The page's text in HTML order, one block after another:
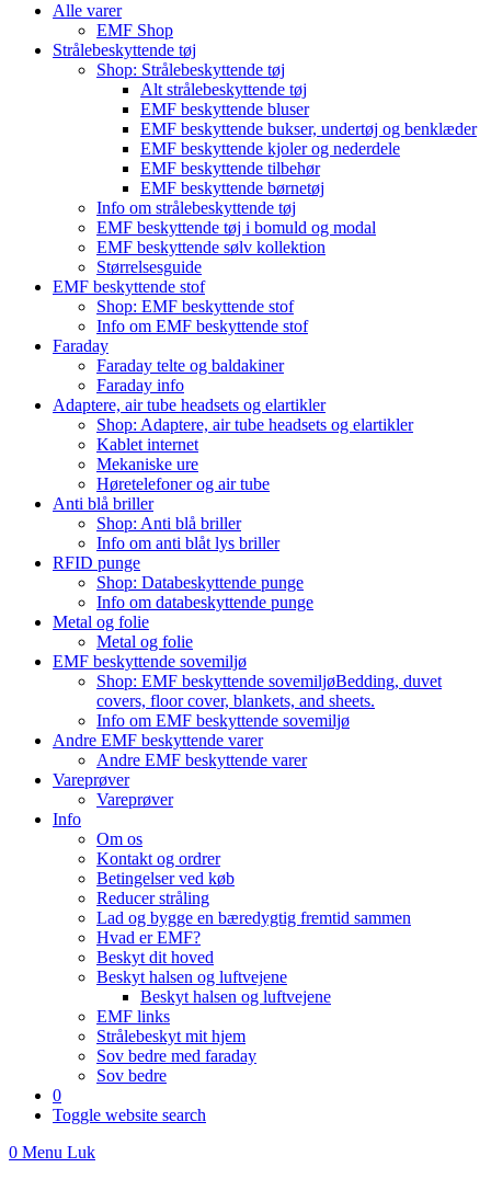
Alle varer
EMF Shop
Strålebeskyttende tøj
Shop: Strålebeskyttende tøj
Alt strålebeskyttende tøj
EMF beskyttende bluser
EMF beskyttende bukser, undertøj og benklæder
EMF beskyttende kjoler og nederdele
EMF beskyttende tilbehør
EMF beskyttende børnetøj
Info om strålebeskyttende tøj
EMF beskyttende tøj i bomuld og modal
EMF beskyttende sølv kollektion
Størrelsesguide
EMF beskyttende stof
Shop: EMF beskyttende stof
Info om EMF beskyttende stof
Faraday
Faraday telte og baldakiner
Faraday info
Adaptere, air tube headsets og elartikler
Shop: Adaptere, air tube headsets og elartikler
Kablet internet
Mekaniske ure
Høretelefoner og air tube
Anti blå briller
Shop: Anti blå briller
Info om anti blåt lys briller
RFID punge
Shop: Databeskyttende punge
Info om databeskyttende punge
Metal og folie
Metal og folie
EMF beskyttende sovemiljø
Shop: EMF beskyttende sovemiljøBedding, duvet
covers, floor cover, blankets, and sheets.
Info om EMF beskyttende sovemiljø
Andre EMF beskyttende varer
Andre EMF beskyttende varer
Vareprøver
Vareprøver
Info
Om os
Kontakt og ordrer
Betingelser ved køb
Reducer stråling
Lad og bygge en bæredygtig fremtid sammen
Hvad er EMF?
Beskyt dit hoved
Beskyt halsen og luftvejene
Beskyt halsen og luftvejene
EMF links
Strålebeskyt mit hjem
Sov bedre med faraday
Sov bedre
0
Toggle website search
0 Menu Luk